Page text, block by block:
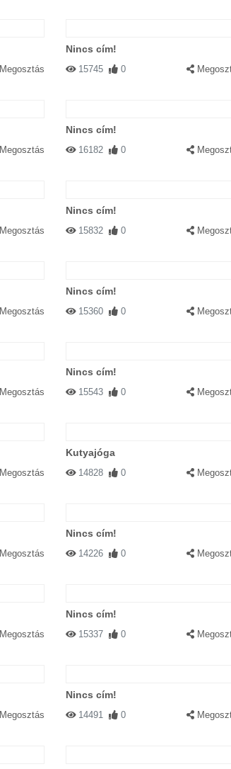
Megosztás
Nincs cím!
15745 0
Megosztás
Nincs cím!
16182 0
Megosztás
Nincs cím!
15832 0
Megosztás
Nincs cím!
15360 0
Megosztás
Nincs cím!
15543 0
Megosztás
Kutyajóga
14828 0
Megosztás
Nincs cím!
14226 0
Megosztás
Nincs cím!
15337 0
Megosztás
Nincs cím!
14491 0